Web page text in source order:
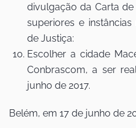
divulgação da Carta
superiores e
de Justiça:
Escolher a cidade
Conbrascom, a ser
junho de 2017.
Belém, em 17 de junho de